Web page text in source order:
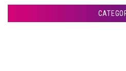
札幌市Ｔ様ランクル、コ